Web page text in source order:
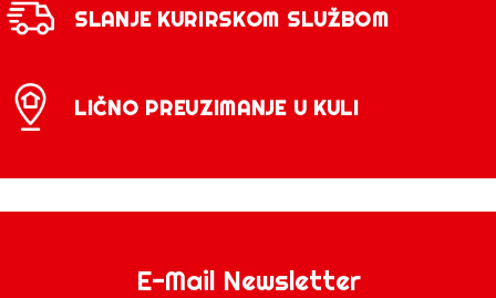
SLANJE KURIRSKOM SLUŽBOM
LIČNO PREUZIMANJE U KULI
E-Mail Newsletter